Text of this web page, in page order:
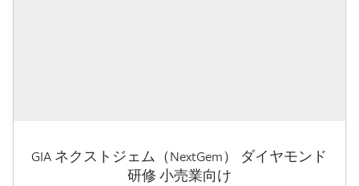
GIA ネクストジェム（NextGem） ダイヤモンド
研修 小売業向け